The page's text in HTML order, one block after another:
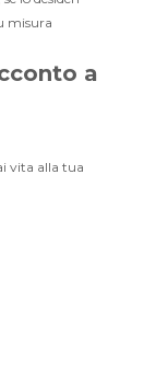
misura
a
vita alla tua